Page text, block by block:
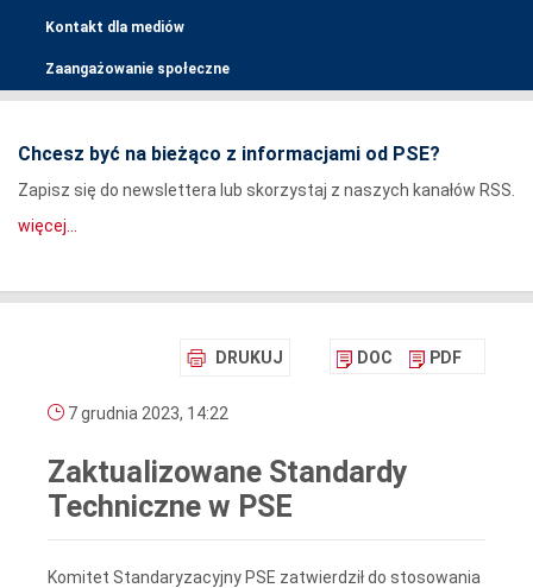
Kontakt dla mediów
Zaangażowanie społeczne
Chcesz być na bieżąco z informacjami od PSE?
Zapisz się do newslettera lub skorzystaj z naszych kanałów RSS.
więcej...
DRUKUJ DOC PDF
7 grudnia 2023, 14:22
Zaktualizowane Standardy
Techniczne w PSE
Komitet Standaryzacyjny PSE zatwierdził do stosowania